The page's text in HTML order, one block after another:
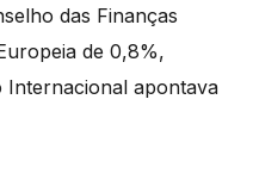
das Finanças
de 0,8%,
apontava